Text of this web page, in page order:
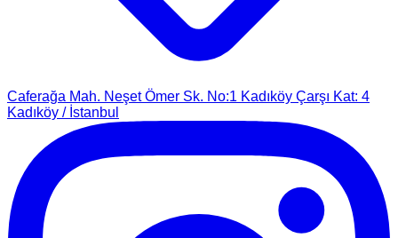
Caferağa Mah. Neşet Ömer Sk. No:1 Kadıköy Çarşı Kat: 4
Kadıköy / İstanbul